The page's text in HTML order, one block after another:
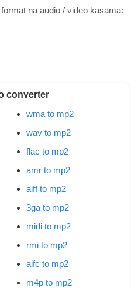
na audio / video kasama:
converter
wma to mp2
wav to mp2
flac to mp2
amr to mp2
aiff to mp2
3ga to mp2
midi to mp2
rmi to mp2
aifc to mp2
m4p to mp2